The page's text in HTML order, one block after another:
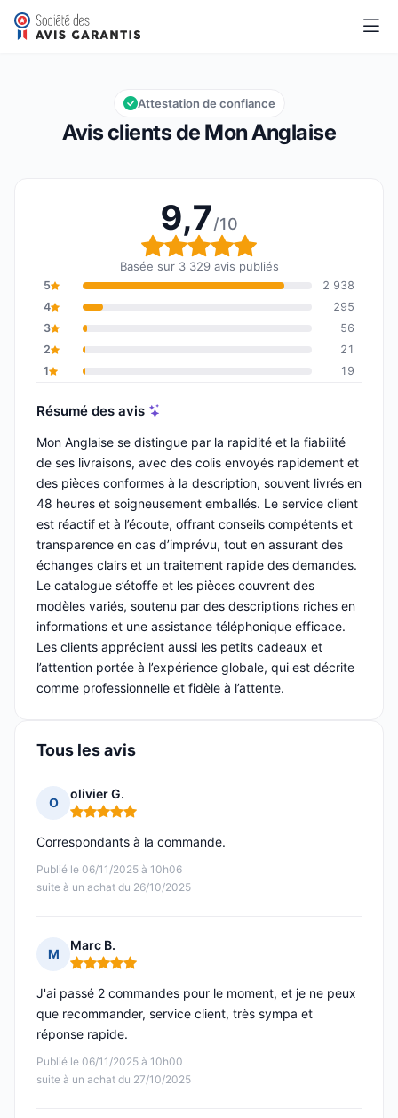
Mon Anglaise
Note globale : 9,7 sur 10
9,7/10
Avis clients de Mon Anglaise
Attestation de confiance
9,7/10
Note globale : 9,7 sur
Basée sur 3 329 avis publiés
5
2 938
4
295
3
56
2
21
1
19
Résumé des avis
Mon Anglaise se distingue par la rapidité et la fiabilité
de ses livraisons, avec des colis envoyés rapidement et
des pièces conformes à la description, souvent livrés en
48 heures et soigneusement emballés. Le service client
est réactif et à l’écoute, offrant conseils compétents et
transparence en cas d’imprévu, tout en assurant des
échanges clairs et un traitement rapide des demandes.
Le catalogue s’étoffe et les pièces couvrent des
modèles variés, soutenu par des descriptions riches en
informations et une assistance téléphonique efficace.
Les clients apprécient aussi les petits cadeaux et
l’attention portée à l’expérience globale, qui est décrite
comme professionnelle et fidèle à l’attente.
Tous les avis
O
olivier G.
Note : 5 sur 5
Publié le 06/11/2025 à 10h06
suite à un achat du 26/10/2025
Correspondants à la commande.
M
Marc B.
Note : 5 sur 5
Publié le 06/11/2025 à 10h00
suite à un achat du 27/10/2025
J'ai passé 2 commandes pour le moment, et je ne peux
que recommander, service client, très sympa et
réponse rapide.